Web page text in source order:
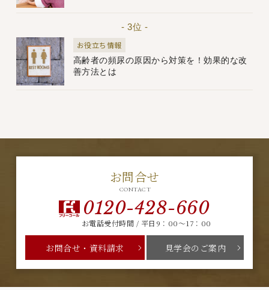
- 3位 -
お役立ち情報
高齢者の頻尿の原因から対策を！効果的な改
善方法とは
お問合せ
CONTACT
0120-428-660
お電話受付時間 / 平日9：00～17：00
お問合せ・資料請求 見学会のご案内